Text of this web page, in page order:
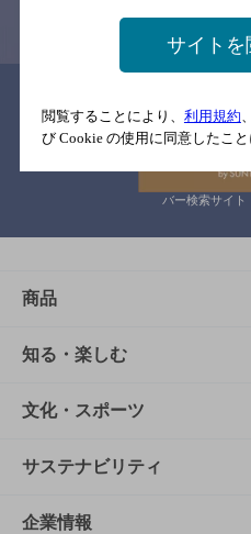
バー検索サイト
商品
商品TOP
商品一覧
商品発売情報
栄養成分一覧
知る・楽しむ
知る・楽しむTOP
キャンペーン
工場見学
文化・スポーツ
文化・スポーツTOP
サントリーホール
サステナビリティ
サステナビリティTOP
企業情報
サイトを
閲覧することにより、 利用規約
び Cookie の使用に同意したこと